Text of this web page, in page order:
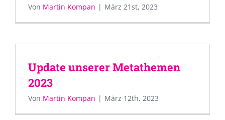
Von Martin Kompan | März 21st, 2023
Update unserer Metathemen
2023
Von Martin Kompan | März 12th, 2023